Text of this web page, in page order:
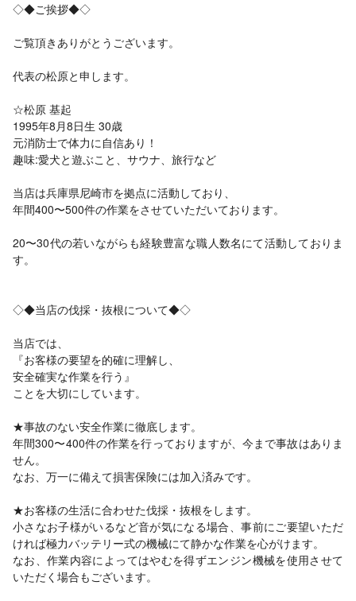
◇◆ご挨拶◆◇
ご覧頂きありがとうございます。
代表の松原と申します。
☆松原 基起
1995年8月8日生 30歳
元消防士で体力に自信あり！
趣味:愛犬と遊ぶこと、サウナ、旅行など
当店は兵庫県尼崎市を拠点に活動しており、
年間400〜500件の作業をさせていただいております。
20〜30代の若いながらも経験豊富な職人数名にて活動しておりま
す。
◇◆当店の伐採・抜根について◆◇
当店では、
『お客様の要望を的確に理解し、
安全確実な作業を行う』
ことを大切にしています。
★事故のない安全作業に徹底します。
年間300〜400件の作業を行っておりますが、今まで事故はありま
せん。
なお、万一に備えて損害保険には加入済みです。
★お客様の生活に合わせた伐採・抜根をします。
小さなお子様がいるなど音が気になる場合、事前にご要望いただ
ければ極力バッテリー式の機械にて静かな作業を心がけます。
なお、作業内容によってはやむを得ずエンジン機械を使用させて
いただく場合もございます。